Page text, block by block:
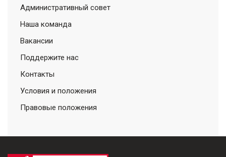
Административный совет
Наша команда
Вакансии
Поддержите нас
Контакты
Условия и положения
Правовые положения